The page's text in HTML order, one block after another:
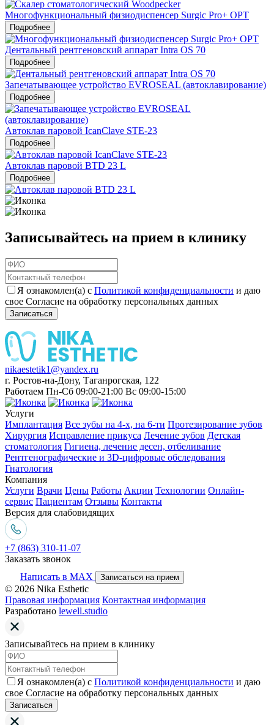
Многофункциональный физиодиспенсер Surgic Pro+ OPT
Подробнее
Дентальный рентгеновский аппарат Intra OS 70
Подробнее
Запечатывающее устройство EVROSEAL (автоклавирование)
Подробнее
Автоклав паровой IcanClave STE-23
Подробнее
Автоклав паровой BTD 23 L
Подробнее
Записывайтесь на прием в клинику
Я ознакомлен(а) с Политикой конфиденциальности и даю
свое Согласие на обработку персональных данных
Записаться
nikaestetik1@yandex.ru
г. Ростов-на-Дону, Таганрогская, 122
Работаем Пн-Сб 09:00-21:00 Вс 09:00-15:00
Услуги
Имплантация Все зубы на 4-х, на 6-ти Протезирование зубов
Хирургия Исправление прикуса Лечение зубов Детская
стоматология Гигиена, лечение десен, отбеливание
Рентгенографические и 3D-цифровые обследования
Гнатология
Компания
Услуги Врачи Цены Работы Акции Технологии Онлайн-
сервис Пациентам Отзывы Контакты
Версия для слабовидящих
+7 (863) 310-11-07
Заказать звонок
Написать в MAX
Записаться на прием
© 2026 Nika Esthetic
Правовая информация Контактная информация
Разработано lewell.studio
Записывайтесь на прием в клинику
Я ознакомлен(а) с Политикой конфиденциальности и даю
свое Согласие на обработку персональных данных
Записаться